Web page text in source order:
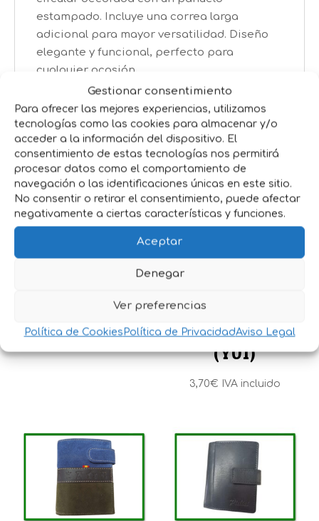
Gestionar consentimiento
Para ofrecer las mejores experiencias, utilizamos
tecnologías como las cookies para almacenar y/o
acceder a la información del dispositivo. El
consentimiento de estas tecnologías nos permitirá
procesar datos como el comportamiento de
navegación o las identificaciones únicas en este sitio.
No consentir o retirar el consentimiento, puede afectar
negativamente a ciertas características y funciones.
Aceptar
Denegar
Ver preferencias
Política de Cookies Política de PrivacidadAviso Legal
estampado. Incluye una correa larga
adicional para mayor versatilidad. Diseño
elegante y funcional, perfecto para
cualquier ocasión.
Productos relacionados
SERRAJE (199)
18,15€ IVA incluido
CREMALLERAS
(Y01)
3,70€ IVA incluido